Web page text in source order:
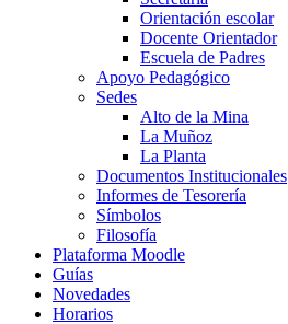
Orientación escolar
Docente Orientador
Escuela de Padres
Apoyo Pedagógico
Sedes
Alto de la Mina
La Muñoz
La Planta
Documentos Institucionales
Informes de Tesorería
Símbolos
Filosofía
Plataforma Moodle
Guías
Novedades
Horarios